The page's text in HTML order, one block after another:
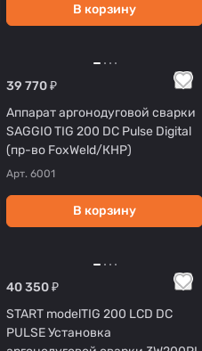
В корзину
39 770 ₽
Аппарат аргонодуговой сварки
SAGGIO TIG 200 DC Pulse Digital
(пр-во FoxWeld/КНР)
Арт. 6001
В корзину
40 350 ₽
START modelTIG 200 LCD DC
PULSE Установка